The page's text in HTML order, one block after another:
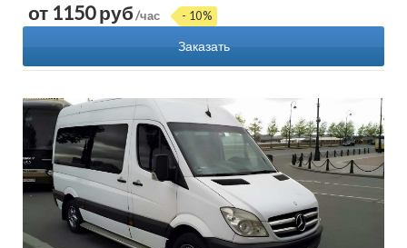
от 1150 руб/час - 10%
Заказать